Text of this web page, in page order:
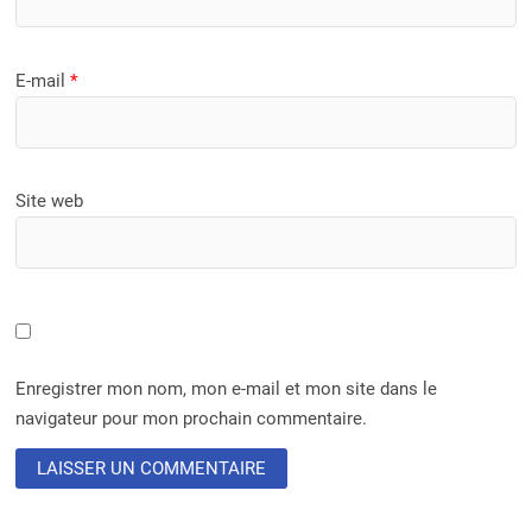
E-mail*
Site web
Enregistrer mon nom, mon e-mail et mon site dans le
navigateur pour mon prochain commentaire.